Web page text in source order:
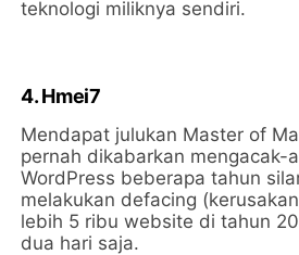
teknologi miliknya sendiri.
4. Hmei7
Mendapat julukan Master of
pernah dikabarkan mengacak-
WordPress beberapa tahun
melakukan defacing
lebih 5 ribu website di tahun
dua hari saja.